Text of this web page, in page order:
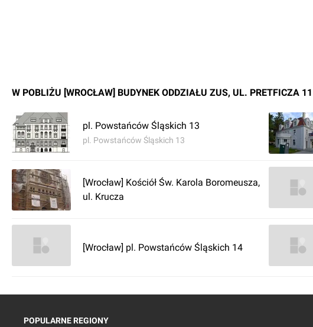
W POBLIŻU [WROCŁAW] BUDYNEK ODDZIAŁU ZUS, UL. PRETFICZA
pl. Powstańców Śląskich 13
pl. Powstańców Śląskich 13
[Wrocław] Kościół Św. Karola Boromeusza,
ul. Krucza
[Wrocław] pl. Powstańców Śląskich 14
POPULARNE REGIONY